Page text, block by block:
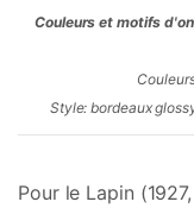
Couleurs et motifs
Style: bordeaux
Pour le Lapin